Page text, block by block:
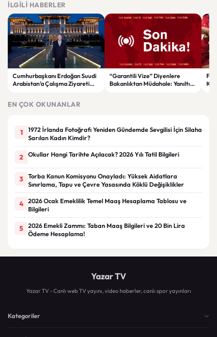
İLGILI HABERLER
Cumhurbaşkanı Erdoğan Suudi
Arabistan’a Çalışma Ziyareti
“Garantili Vize” Diyenlere
Bakanlıktan Müdahale: Yanıltıcı
EN ÇOK OKUNANLAR
1
1972 İrlanda Fotoğrafı Yeniden Gündemde Sevgilisi İçin Silaha
Sarılan Kadın Kimdir?
2 Okullar Hangi Tarihte Açılacak? 2026 Yılı Tatil Bilgileri
3
Torba Kanun Komisyonu Onayladı: Yüksek Aidatlara
Sınırlama, Tapu ve Çevre Yasasında Köklü Değişiklikler
4
2026 Ocak Emeklilik Temel Maaş Hesaplama Tablosu ve
Bilgileri
5
2026 Emekli Zammı: Taban Maaş Bilgileri ve 20 Bin Lira
Ödeme Hesaplama!
Yazar TV
Yazar TV - Canlı web TV yayını, video haberler, canlı spor yayınları
Kategoriler